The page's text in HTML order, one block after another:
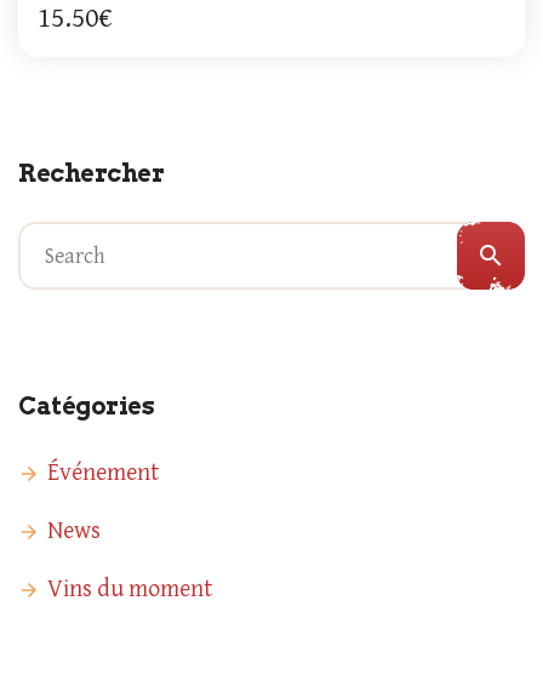
15.50€
Rechercher
search
Catégories
Événement
News
Vins du moment